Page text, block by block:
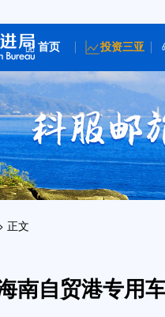
首页 投资三亚
正文
南自贸港专用